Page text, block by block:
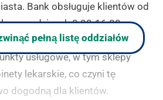
Bank obsługuje klientów od
w godzinach 8:00-16:00,
usług bankowych. W pobliżu
usługowe, w tym sklepy
lekarskie, co czyni tę
dogodną dla klientów.
pełną listę oddziałów